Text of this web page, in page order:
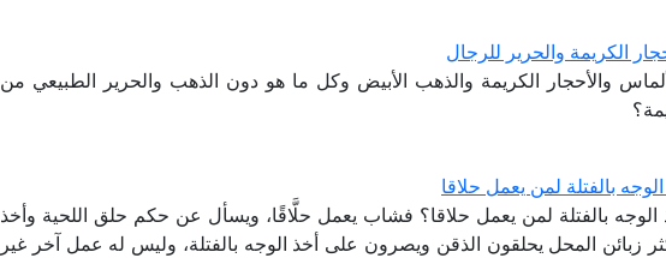
الكريمة والحرير للرجال
والأحجار الكريمة والذهب الأبيض وكل ما هو دون الذهب والحرير الطبيعي من
بالفتلة لمن يعمل حلاقا
بالفتلة لمن يعمل حلاقا؟ فشاب يعمل حلَّاقًا، ويسأل عن حكم حلق اللحية وأخذ
زبائن المحل يحلقون الذقن ويصرون على أخذ الوجه بالفتلة، وليس له عمل آخر غير